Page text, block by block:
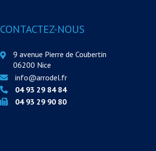
CONTACTEZ-NOUS
9 avenue Pierre de Coubertin
06200 Nice
info@arrodel.fr
04 93 29 84 84
04 93 29 90 80